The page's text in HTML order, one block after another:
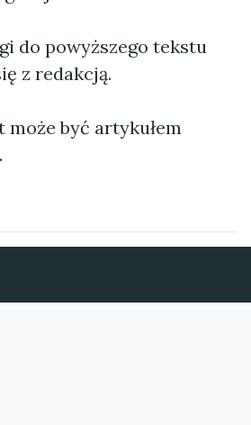
do powyższego tekstu
z redakcją.
może być artykułem